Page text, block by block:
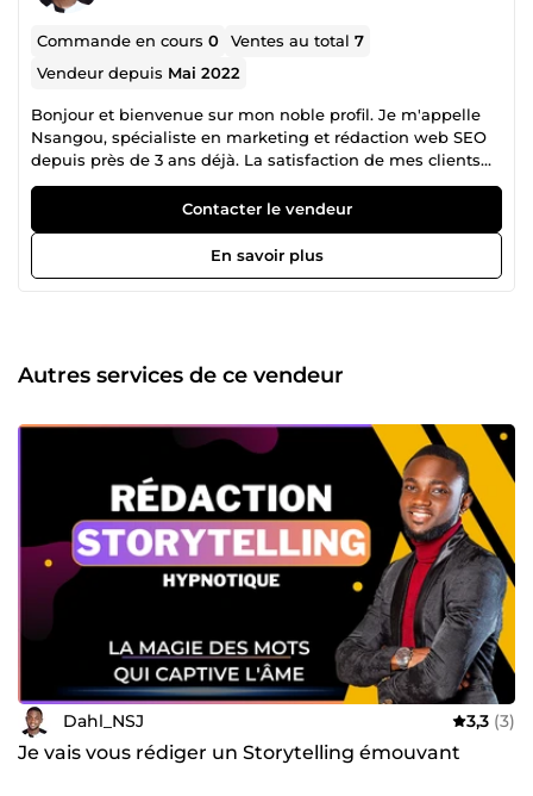
Commande en cours0 Ventes au total7
Vendeur depuis Mai 2022
Bonjour et bienvenue sur mon noble profil. Je m'appelle
Nsangou, spécialiste en marketing et rédaction web SEO
depuis près de 3 ans déjà. La satisfaction de mes clients
reste au cœur de ma besogne, car le professionalisme,
qualité de travail rendu et le respect de délai représentent
mes règles d'or. Diplômé dans le domaine de l'économie
et du marketing, mes compétences techniques et ma
capacité a capturer une audience grâce à du texte
sur mes services ? N'hésitez pas à me contacter. À bientôt,
Contacter le vendeur
En savoir plus
Autres services de ce vendeur
Dahl_NSJ 3,3 (3)
Je vais vous rédiger un Storytelling émouvant